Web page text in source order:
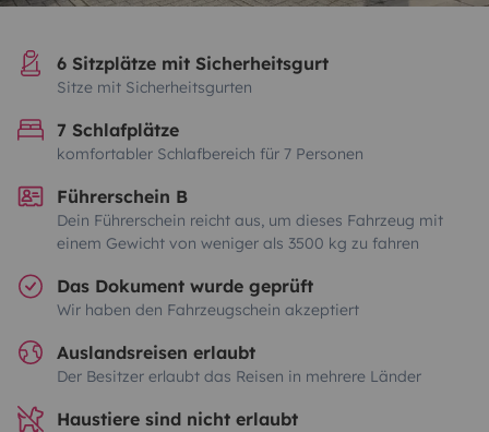
6 Sitzplätze mit Sicherheitsgurt
Sitze mit Sicherheitsgurten
7 Schlafplätze
komfortabler Schlafbereich für 7 Personen
Führerschein B
Dein Führerschein reicht aus, um dieses Fahrzeug mit
einem Gewicht von weniger als 3500 kg zu fahren
Das Dokument wurde geprüft
Wir haben den Fahrzeugschein akzeptiert
Auslandsreisen erlaubt
Der Besitzer erlaubt das Reisen in mehrere Länder
Haustiere sind nicht erlaubt